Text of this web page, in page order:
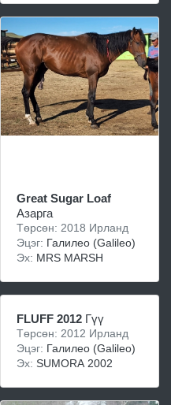
Great Sugar Loaf
Азарга
Төрсөн: 2018 Ирланд
Эцэг: Галилео (Galileo)
Эх: MRS MARSH
FLUFF 2012 Гүү
Төрсөн: 2012 Ирланд
Эцэг: Галилео (Galileo)
Эх: SUMORA 2002